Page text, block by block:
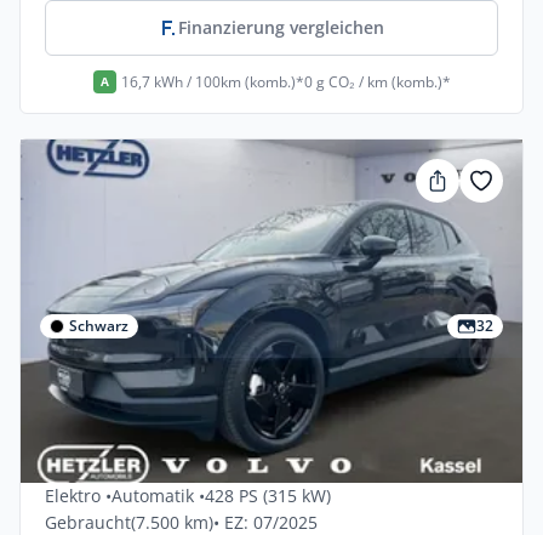
Finanzierung vergleichen
A 16,7 kWh / 100km (komb.)*0 g CO₂ / km (komb.)*
Schwarz 32
Privat & Gewerbe
Volvo Ex30 Twin Motor Perform AWD
Black Edit Plus 5dr
Elektro •Automatik •428 PS (315 kW)
Gebraucht(7.500 km)• EZ: 07/2025